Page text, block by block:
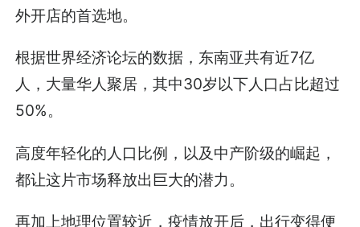
外开店的首选地。
根据世界经济论坛的数据，东南亚共有近7亿
人，大量华人聚居，其中30岁以下人口占比超过
50%。
高度年轻化的人口比例，以及中产阶级的崛起，
都让这片市场释放出巨大的潜力。
再加上地理位置较近，疫情放开后，出行变得便